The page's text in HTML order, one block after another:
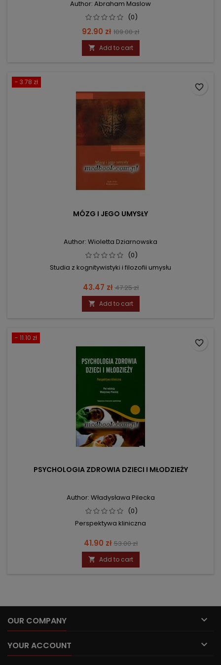
Author: Abraham Maslow
(0)
Price
92.90 zł Regular
price
109.00 zł
 Add to cart
- 3.78 zł
MÓZG I JEGO UMYSŁY
Author: Wioletta Dziarnowska
(0)
Studia z kognitywistyki i filozofii umysłu
Price
43.47 zł Regular
price
47.25 zł
 Add to cart
favorite_border
- 11.10 zł
PSYCHOLOGIA ZDROWIA DZIECI I MŁODZIEŻY
Author: Władysława Pilecka
(0)
Perspektywa kliniczna
Price
41.90 zł Regular
price
53.00 zł
 Add to cart
favorite_border
OUR COMPANY 
YOUR ACCOUNT 